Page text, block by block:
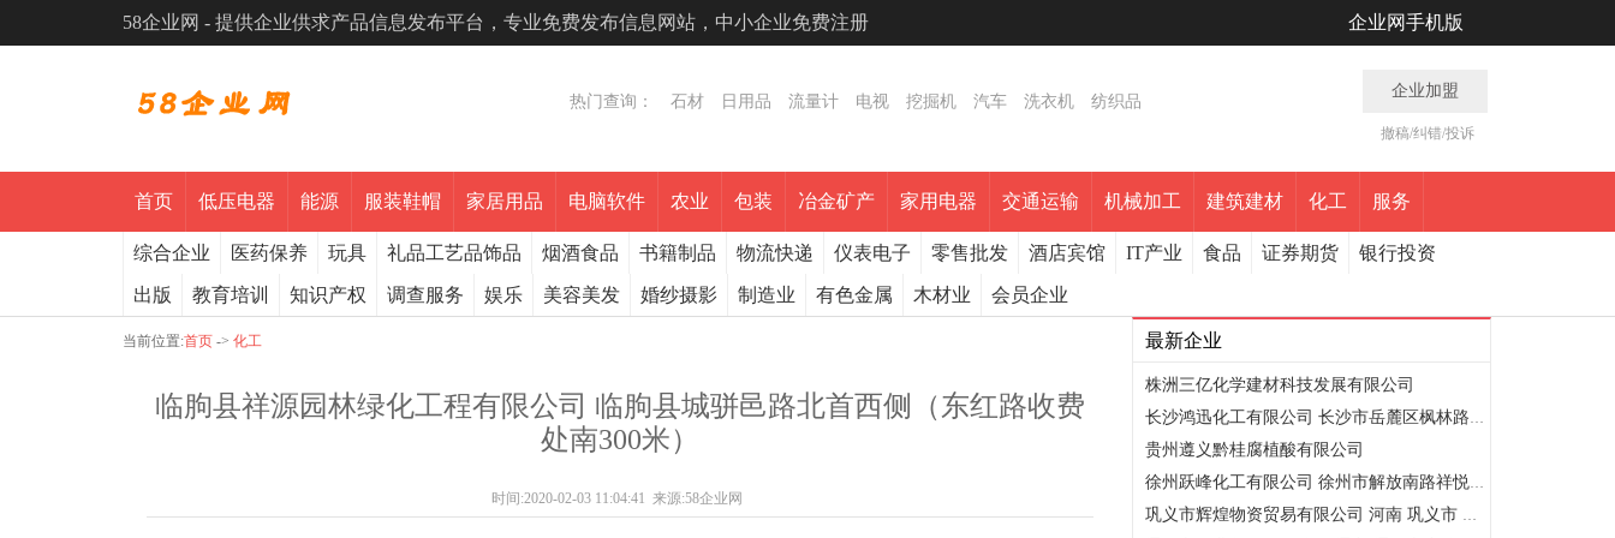
58企业网 - 提供企业供求产品信息发布平台，专业免费发布信息网站，中小企业免费注册 企业网手机版
企业加盟
撤稿/纠错/投诉
热门查询： 石材 日用品 流量计 电视 挖掘机 汽车 洗衣机 纺织品
首页 低压电器 能源 服装鞋帽 家居用品 电脑软件 农业 包装 冶金矿产 家用电器 交通运输 机械加工 建筑建材 化工 服务
综合企业 医药保养 玩具 礼品工艺品饰品 烟酒食品 书籍制品 物流快递 仪表电子 零售批发 酒店宾馆 IT产业 食品 证券期货 银行投资
出版 教育培训 知识产权 调查服务 娱乐 美容美发 婚纱摄影 制造业 有色金属 木材业 会员企业
当前位置:首页 -> 化工
临朐县祥源园林绿化工程有限公司 临朐县城骈邑路北首西侧（东红路收费
处南300米）
时间:2020-02-03 11:04:41 来源:58企业网
最新企业
株洲三亿化学建材科技发展有限公司
长沙鸿迅化工有限公司 长沙市岳麓区枫林路麓山名园E12栋102房
贵州遵义黔桂腐植酸有限公司
徐州跃峰化工有限公司 徐州市解放南路祥悦大厦218室
巩义市辉煌物资贸易有限公司 河南 巩义市 巩义市东区惠民路和..